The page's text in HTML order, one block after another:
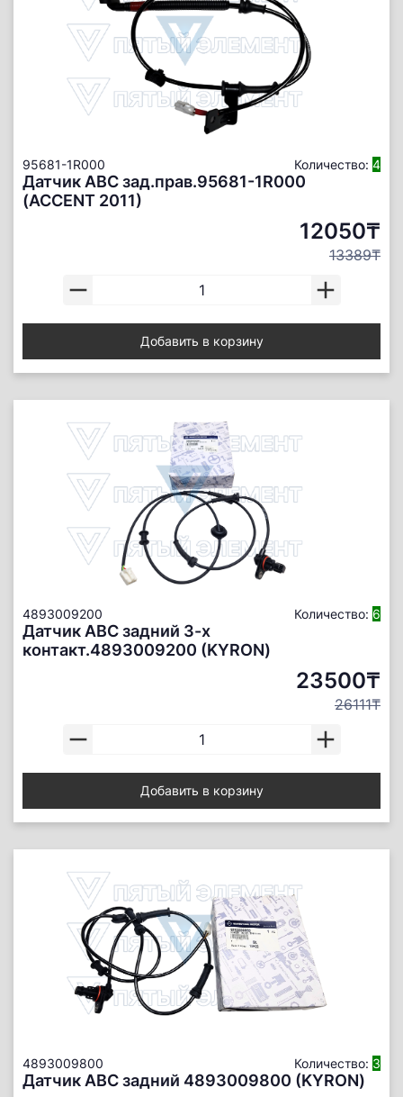
95681-1R000 Количество: 4
Датчик АBС зад.прав.95681-1R000
(ACCENT 2011)
12050₸
13389₸
Добавить в корзину
4893009200 Количество: 6
Датчик АBС задний 3-х
контакт.4893009200 (KYRON)
23500₸
26111₸
Добавить в корзину
4893009800 Количество: 3
Датчик АBС задний 4893009800 (KYRON)